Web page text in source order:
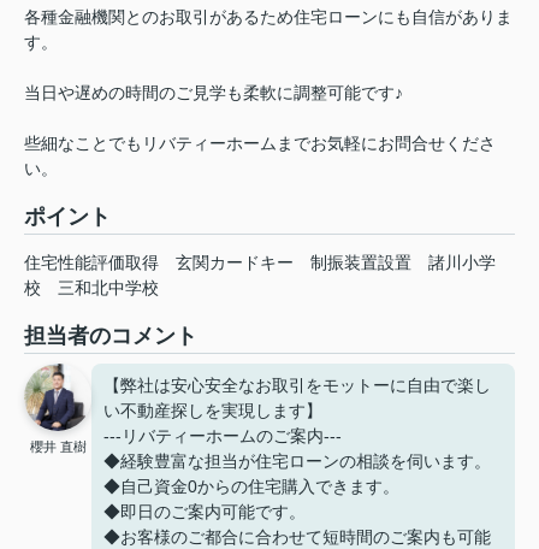
各種金融機関とのお取引があるため住宅ローンにも自信がありま
す。
当日や遅めの時間のご見学も柔軟に調整可能です♪
些細なことでもリバティーホームまでお気軽にお問合せくださ
い。
ポイント
住宅性能評価取得 玄関カードキー 制振装置設置
諸川小学
校
三和北中学校
担当者のコメント
櫻井 直樹
【弊社は安心安全なお取引をモットーに自由で楽し
い不動産探しを実現します】
---リバティーホームのご案内---
◆経験豊富な担当が住宅ローンの相談を伺います。
◆自己資金0からの住宅購入できます。
◆即日のご案内可能です。
◆お客様のご都合に合わせて短時間のご案内も可能